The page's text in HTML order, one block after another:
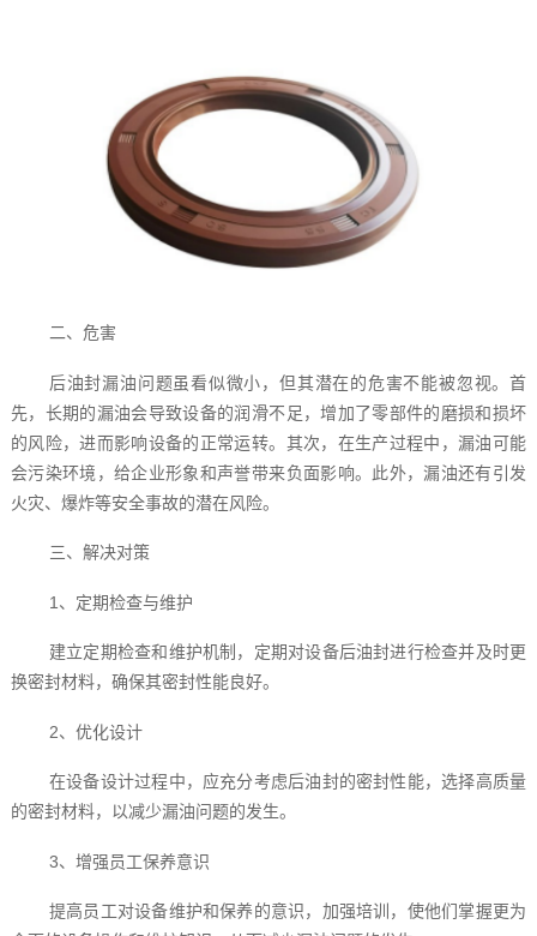
二、危害
后油封漏油问题虽看似微小，但其潜在的危害不能被忽视。首
先，长期的漏油会导致设备的润滑不足，增加了零部件的磨损和损坏
的风险，进而影响设备的正常运转。其次，在生产过程中，漏油可能
会污染环境，给企业形象和声誉带来负面影响。此外，漏油还有引发
火灾、爆炸等安全事故的潜在风险。
三、解决对策
1、定期检查与维护
建立定期检查和维护机制，定期对设备后油封进行检查并及时更
换密封材料，确保其密封性能良好。
2、优化设计
在设备设计过程中，应充分考虑后油封的密封性能，选择高质量
的密封材料，以减少漏油问题的发生。
3、增强员工保养意识
提高员工对设备维护和保养的意识，加强培训，使他们掌握更为